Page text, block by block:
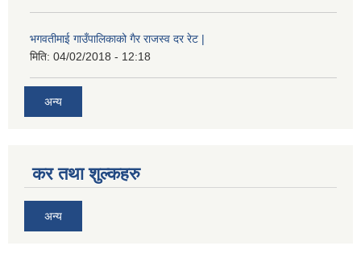
भगवतीमाई गाउँपालिकाको गैर राजस्व दर रेट |
मिति: 04/02/2018 - 12:18
अन्य
कर तथा शुल्कहरु
अन्य